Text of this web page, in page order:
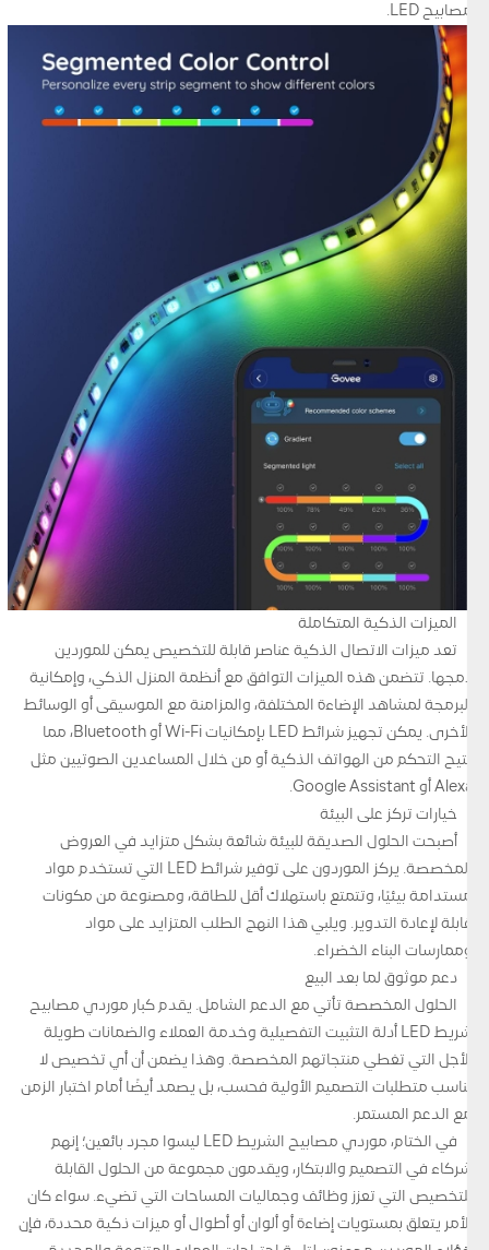
مصابيح LED.
الميزات الذكية المتكاملة
تعد ميزات الاتصال الذكية عناصر قابلة للتخصيص يمكن للموردين
دمجها. تتضمن هذه الميزات التوافق مع أنظمة المنزل الذكي، وإمكانية
البرمجة لمشاهد الإضاءة المختلفة، والمزامنة مع الموسيقى أو الوسائط
الأخرى. يمكن تجهيز شرائط LED بإمكانيات Wi-Fi أو Bluetooth، مما
يتيح التحكم من الهواتف الذكية أو من خلال المساعدين الصوتيين مثل
Alexa أو Google Assistant.
خيارات تركز على البيئة
أصبحت الحلول الصديقة للبيئة شائعة بشكل متزايد في العروض
المخصصة. يركز الموردون على توفير شرائط LED التي تستخدم مواد
مستدامة بيئيًا، وتتمتع باستهلاك أقل للطاقة، ومصنوعة من مكونات
قابلة لإعادة التدوير. ويلبي هذا النهج الطلب المتزايد على مواد
وممارسات البناء الخضراء.
دعم موثوق لما بعد البيع
الحلول المخصصة تأتي مع الدعم الشامل. يقدم كبار موردي مصابيح
شريط LED أدلة التثبيت التفصيلية وخدمة العملاء والضمانات طويلة
الأجل التي تغطي منتجاتهم المخصصة. وهذا يضمن أن أي تخصيص لا
يناسب متطلبات التصميم الأولية فحسب، بل يصمد أيضًا أمام اختبار الزمن
مع الدعم المستمر.
في الختام، موردي مصابيح الشريط LED ليسوا مجرد بائعين؛ إنهم
شركاء في التصميم والابتكار، ويقدمون مجموعة من الحلول القابلة
للتخصيص التي تعزز وظائف وجماليات المساحات التي تضيء. سواء كان
الأمر يتعلق بمستويات إضاءة أو ألوان أو أطوال أو ميزات ذكية محددة، فإن